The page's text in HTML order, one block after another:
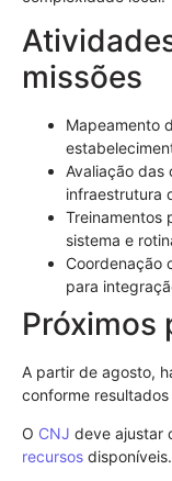
missões
Mapeamento
Avaliação das
infraestrutura
Treinamentos
sistema e
Coordenação
para
Próximos
A partir de agosto,
conforme resultados
O CNJ deve ajustar
recursos disponíveis.